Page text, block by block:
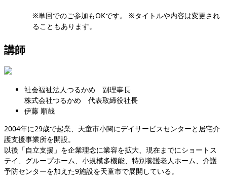
※単回でのご参加もOKです。 ※タイトルや内容は変更され
ることもあります。
講師
社会福祉法人つるかめ 副理事長
株式会社つるかめ 代表取締役社長
伊藤 順哉
2004年に29歳で起業、天童市小関にデイサービスセンターと居宅介
護支援事業所を開設。
以後「自立支援」を企業理念に業容を拡大、現在までにショートス
テイ、グループホーム、小規模多機能、特別養護老人ホーム、介護
予防センターを加えた9施設を天童市で展開している。